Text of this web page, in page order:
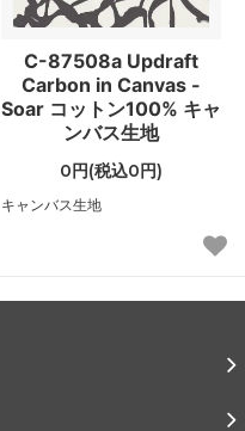
C-87508a Updraft
Carbon in Canvas -
Soar コットン100% キャ
ンバス生地
0円(税込0円)
キャンバス生地